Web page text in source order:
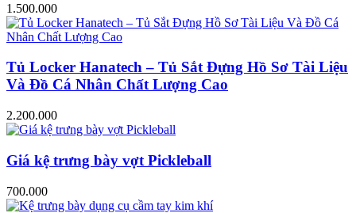
1.500.000
Tủ Locker Hanatech – Tủ Sắt Đựng Hồ Sơ Tài Liệu
Và Đồ Cá Nhân Chất Lượng Cao
2.200.000
Giá kệ trưng bày vợt Pickleball
700.000